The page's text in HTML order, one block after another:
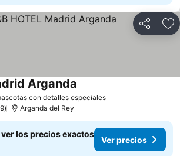
Compartir
con detalles especiales
Arganda
Arganda del Rey
los precios exactos
Ver precios